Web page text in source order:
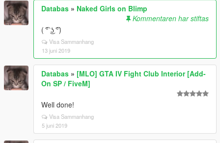
Databas » Naked Girls on Blimp
Kommentaren har stiftas
( ͡° ͜ʖ ͡°)
Visa Sammanhang
13 juni 2019
Databas » [MLO] GTA IV Fight Club Interior [Add-
On SP / FiveM]
Well done!
Visa Sammanhang
5 juni 2019